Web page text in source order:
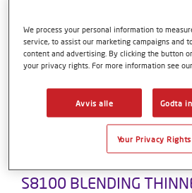
S8100 BLENDING
We process your personal information to
service, to assist our marketing campaigns and
content and advertising. By clicking the button
your privacy rights. For more information see
Avvis alle Godta
Your Privacy Rights